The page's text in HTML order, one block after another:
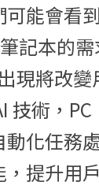
可能會看
記本的
現將改
技術，
動化任務
，提升用